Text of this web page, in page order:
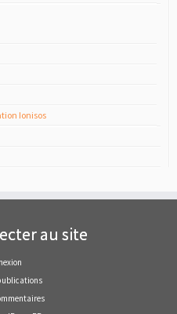
Ionisos
au site